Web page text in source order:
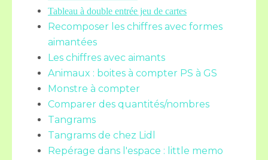
Tableau à double entrée jeu de cartes
Recomposer les chiffres avec formes
aimantées
Les chiffres avec aimants
Animaux : boites à compter PS à GS
Monstre à compter
Comparer des quantités/nombres
Tangrams
Tangrams de chez Lidl
Repérage dans l'espace : little memo